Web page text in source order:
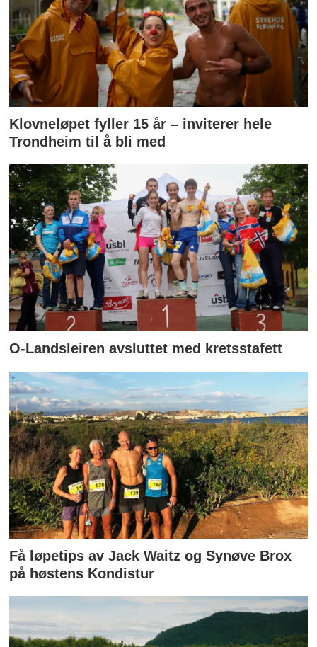
Klovneløpet fyller 15 år – inviterer hele
Trondheim til å bli med
O-Landsleiren avsluttet med kretsstafett
Få løpetips av Jack Waitz og Synøve Brox
på høstens Kondistur